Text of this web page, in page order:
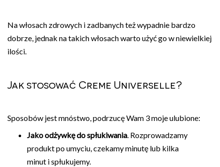
Na włosach zdrowych i zadbanych też wypadnie bardzo
dobrze, jednak na takich włosach warto użyć go w niewielkiej
ilości.
Jak stosować Creme Universelle?
Sposobów jest mnóstwo, podrzucę Wam 3 moje ulubione:
Jako odżywkę do spłukiwania. Rozprowadzamy
produkt po umyciu, czekamy minutę lub kilka
minut i spłukujemy.